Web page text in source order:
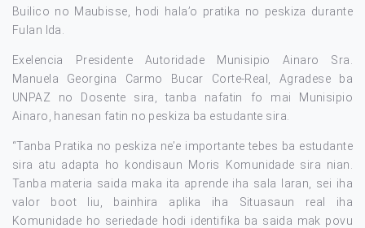
Builico no Maubisse, hodi hala’o pratika no peskiza durante
Fulan Ida.
Exelencia Presidente Autoridade Munisipio Ainaro Sra.
Manuela Georgina Carmo Bucar Corte-Real, Agradese ba
UNPAZ no Dosente sira, tanba nafatin fo mai Munisipio
Ainaro, hanesan fatin no peskiza ba estudante sira.
“Tanba Pratika no peskiza ne’e importante tebes ba estudante
sira atu adapta ho kondisaun Moris Komunidade sira nian.
Tanba materia saida maka ita aprende iha sala laran, sei iha
valor boot liu, bainhira aplika iha Situasaun real iha
Komunidade ho seriedade hodi identifika ba saida mak povu